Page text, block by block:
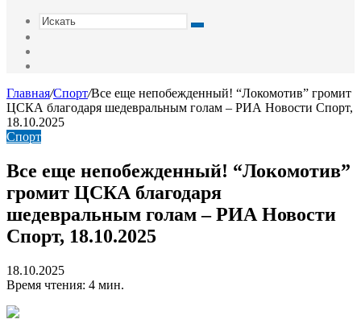
Искать
Главная/Спорт/Все еще непобежденный! “Локомотив” громит
ЦСКА благодаря шедевральным голам – РИА Новости Спорт,
18.10.2025
Спорт
Все еще непобежденный! “Локомотив”
громит ЦСКА благодаря
шедевральным голам – РИА Новости
Спорт, 18.10.2025
18.10.2025
Время чтения: 4 мин.